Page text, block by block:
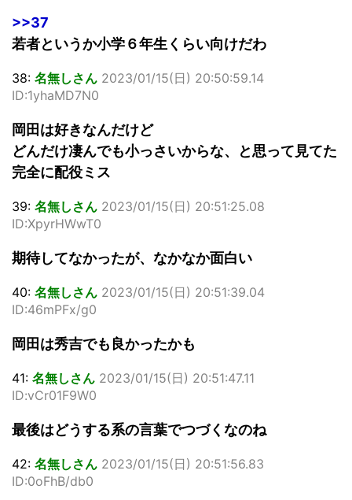
>>37
若者というか小学６年生くらい向けだわ
38: 名無しさん 2023/01/15(日) 20:50:59.14
ID:1yhaMD7N0
岡田は好きなんだけど
どんだけ凄んでも小っさいからな、と思って見てた
完全に配役ミス
39: 名無しさん 2023/01/15(日) 20:51:25.08
ID:XpyrHWwT0
期待してなかったが、なかなか面白い
40: 名無しさん 2023/01/15(日) 20:51:39.04
ID:46mPFx/g0
岡田は秀吉でも良かったかも
41: 名無しさん 2023/01/15(日) 20:51:47.11
ID:vCr01F9W0
最後はどうする系の言葉でつづくなのね
42: 名無しさん 2023/01/15(日) 20:51:56.83
ID:0oFhB/db0